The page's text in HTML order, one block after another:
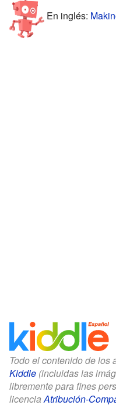
En inglés:
Todo el contenido de los
Kiddle (incluidas las
libremente para fines
licencia Atribución-